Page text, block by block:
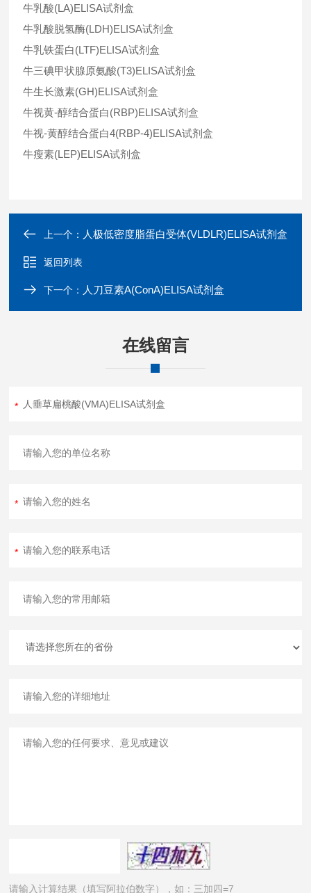
牛乳酸(LA)ELISA试剂盒
牛乳酸脱氢酶(LDH)ELISA试剂盒
牛乳铁蛋白(LTF)ELISA试剂盒
牛三碘甲状腺原氨酸(T3)ELISA试剂盒
牛生长激素(GH)ELISA试剂盒
牛视黄-醇结合蛋白(RBP)ELISA试剂盒
牛视-黄醇结合蛋白4(RBP-4)ELISA试剂盒
牛瘦素(LEP)ELISA试剂盒
上一个： 人极低密度脂蛋白受体(VLDLR)ELISA试剂盒
返回列表
下一个： 人刀豆素A(ConA)ELISA试剂盒
在线留言
请输入计算结果（填写阿拉伯数字），如：三加四=7